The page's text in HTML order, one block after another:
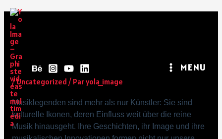
MENU
Wie Musiklegenden Unsere
Identität Und Stimmung
Prägen
/Uncategorized / Paryola_image
Musiklegenden sind mehr als nur Künstler: Sie sind
kulturelle Ikonen, deren Einfluss weit über die reine
Musik hinausgeht. Ihre Geschichten, ihr Image und ihre